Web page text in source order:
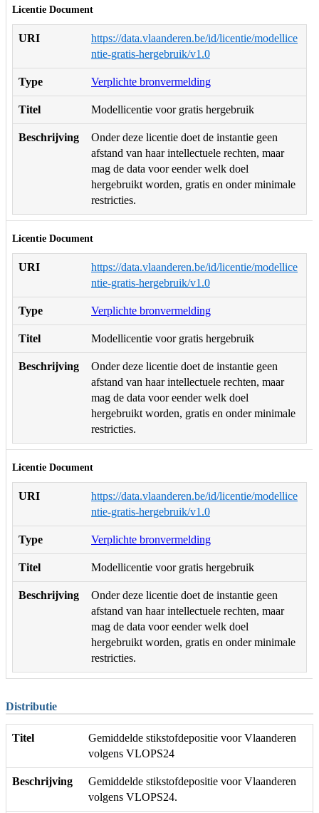
Licentie Document
URI
https://data.vlaanderen.be/id/licentie/modellice
ntie-gratis-hergebruik/v1.0
Type Verplichte bronvermelding
Titel Modellicentie voor gratis hergebruik
Beschrijving
Onder deze licentie doet de instantie geen
afstand van haar intellectuele rechten, maar
mag de data voor eender welk doel
hergebruikt worden, gratis en onder minimale
restricties.
Licentie Document
URI
https://data.vlaanderen.be/id/licentie/modellice
ntie-gratis-hergebruik/v1.0
Type Verplichte bronvermelding
Titel Modellicentie voor gratis hergebruik
Beschrijving
Onder deze licentie doet de instantie geen
afstand van haar intellectuele rechten, maar
mag de data voor eender welk doel
hergebruikt worden, gratis en onder minimale
restricties.
Licentie Document
URI
https://data.vlaanderen.be/id/licentie/modellice
ntie-gratis-hergebruik/v1.0
Type Verplichte bronvermelding
Titel Modellicentie voor gratis hergebruik
Beschrijving
Onder deze licentie doet de instantie geen
afstand van haar intellectuele rechten, maar
mag de data voor eender welk doel
hergebruikt worden, gratis en onder minimale
restricties.
Distributie
Titel
Gemiddelde stikstofdepositie voor Vlaanderen
volgens VLOPS24
Beschrijving
Gemiddelde stikstofdepositie voor Vlaanderen
volgens VLOPS24.